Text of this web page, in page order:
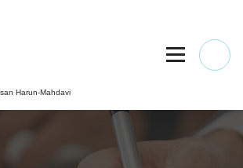
Harun-Mahdavi